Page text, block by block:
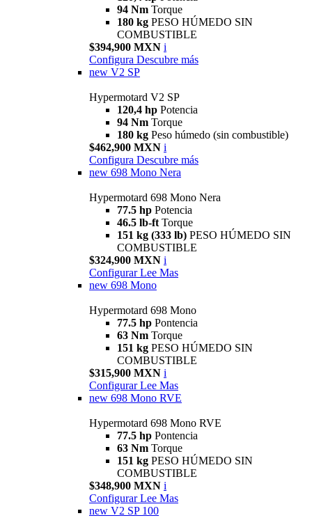
94 Nm Torque
180 kg PESO HÚMEDO SIN
COMBUSTIBLE
$394,900 MXN i
Configura Descubre más
new V2 SP
Hypermotard V2 SP
120,4 hp Potencia
94 Nm Torque
180 kg Peso húmedo (sin combustible)
$462,900 MXN i
Configura Descubre más
new 698 Mono Nera
Hypermotard 698 Mono Nera
77.5 hp Potencia
46.5 lb-ft Torque
151 kg (333 lb) PESO HÚMEDO SIN
COMBUSTIBLE
$324,900 MXN i
Configurar Lee Mas
new 698 Mono
Hypermotard 698 Mono
77.5 hp Pontencia
63 Nm Torque
151 kg PESO HÚMEDO SIN
COMBUSTIBLE
$315,900 MXN i
Configurar Lee Mas
new 698 Mono RVE
Hypermotard 698 Mono RVE
77.5 hp Pontencia
63 Nm Torque
151 kg PESO HÚMEDO SIN
COMBUSTIBLE
$348,900 MXN i
Configurar Lee Mas
new V2 SP 100